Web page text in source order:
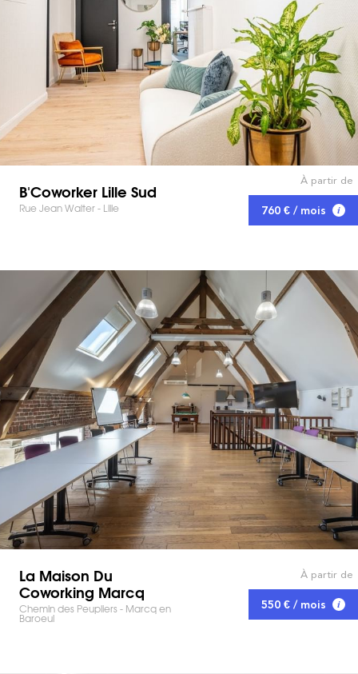
B'Coworker Lille Sud
Rue Jean Walter - Lille
À partir de
760 € / mois
La Maison Du
Coworking Marcq
Chemin des Peupliers - Marcq en
Baroeul
À partir de
550 € / mois